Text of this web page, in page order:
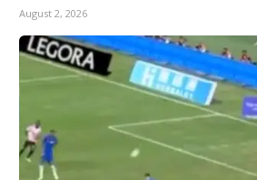
August 2, 2026